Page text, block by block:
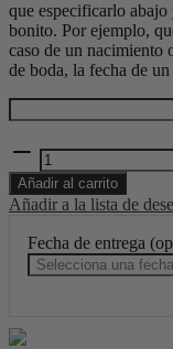
que especificarlo abajo
bonito. Por ejemplo,
caso de un nacimiento
de boda, la fecha de
Centro
de
flores
naturales
temporada
cantidad
Añadir al carrito
Añadir a la lista de
Fecha de entrega